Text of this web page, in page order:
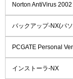
Norton AntiVirus 2002
バックアップ-NX(パ
PCGATE Personal
インストーラ-NX